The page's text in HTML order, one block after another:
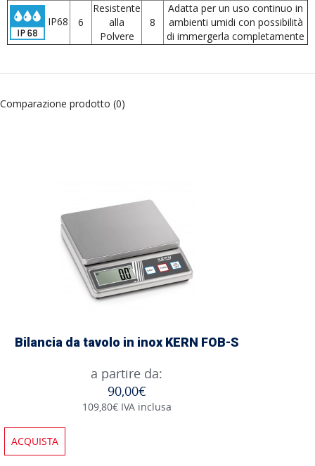
IP68 6
Resistente
alla
Polvere
8
Adatta per un uso continuo in
ambienti umidi con possibilità
di immergerla completamente
Comparazione prodotto (0)
Bilancia da tavolo in inox KERN FOB-S
a partire da:
90,00€
109,80€ IVA inclusa
ACQUISTA